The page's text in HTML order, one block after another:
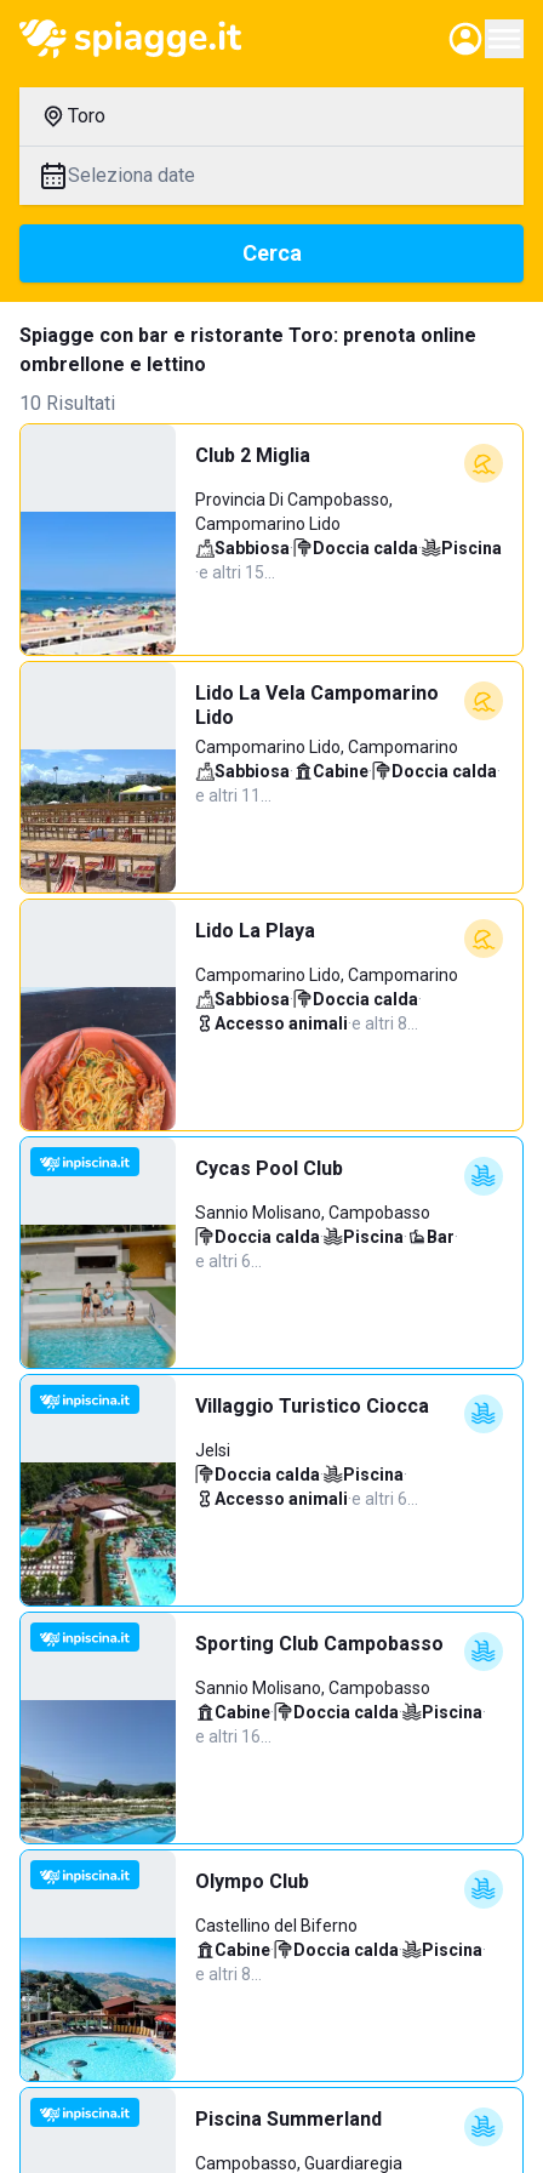
Toro
Seleziona date
Cerca
Spiagge con bar e ristorante Toro: prenota online
ombrellone e lettino
10 Risultati
Club 2 Miglia
Provincia Di Campobasso,
Campomarino Lido
Sabbiosa· Doccia calda·
Piscina
·e altri 15…
Lido La Vela Campomarino
Lido
Campomarino Lido, Campomarino
Sabbiosa· Cabine· Doccia calda·
e altri 11…
Lido La Playa
Campomarino Lido, Campomarino
Sabbiosa· Doccia calda·
Accesso animali·e altri 8…
Cycas Pool Club
Sannio Molisano, Campobasso
Doccia calda· Piscina· Bar·
e altri 6…
Villaggio Turistico Ciocca
Jelsi
Doccia calda· Piscina·
Accesso animali·e altri 6…
Sporting Club Campobasso
Sannio Molisano, Campobasso
Cabine· Doccia calda· Piscina·
e altri 16…
Olympo Club
Castellino del Biferno
Cabine· Doccia calda· Piscina·
e altri 8…
Piscina Summerland
Campobasso, Guardiaregia